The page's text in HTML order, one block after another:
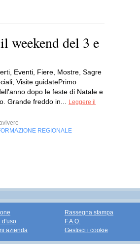
weekend del 3 e
Eventi, Fiere, Mostre, Sagre
Visite guidatePrimo
dopo le feste di Natale e
Grande freddo in...
Leggere il
REGIONALE
d'uso
azienda
Rassegna stampa
F.A.Q.
Gestisci i cookie